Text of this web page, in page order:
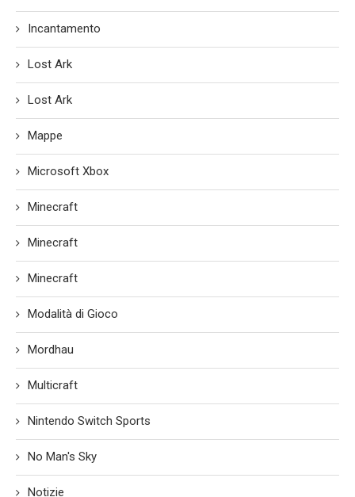
Incantamento
Lost Ark
Lost Ark
Mappe
Microsoft Xbox
Minecraft
Minecraft
Minecraft
Modalità di Gioco
Mordhau
Multicraft
Nintendo Switch Sports
No Man's Sky
Notizie